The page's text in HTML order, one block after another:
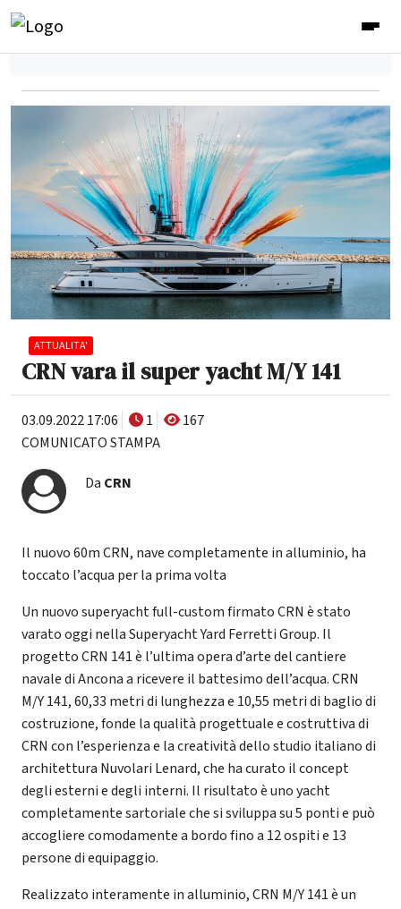
ATTUALITA'
CRN vara il super yacht M/Y 141
03.09.2022 17:06 1
167
COMUNICATO STAMPA
Da CRN
Il nuovo 60m CRN, nave completamente in alluminio, ha
toccato l’acqua per la prima volta
Un nuovo superyacht full-custom firmato CRN è stato
varato oggi nella Superyacht Yard Ferretti Group. Il
progetto CRN 141 è l’ultima opera d’arte del cantiere
navale di Ancona a ricevere il battesimo dell’acqua. CRN
M/Y 141, 60,33 metri di lunghezza e 10,55 metri di baglio di
costruzione, fonde la qualità progettuale e costruttiva di
CRN con l’esperienza e la creatività dello studio italiano di
architettura Nuvolari Lenard, che ha curato il concept
degli esterni e degli interni. Il risultato è uno yacht
completamente sartoriale che si sviluppa su 5 ponti e può
accogliere comodamente a bordo fino a 12 ospiti e 13
persone di equipaggio.
Realizzato interamente in alluminio, CRN M/Y 141 è un